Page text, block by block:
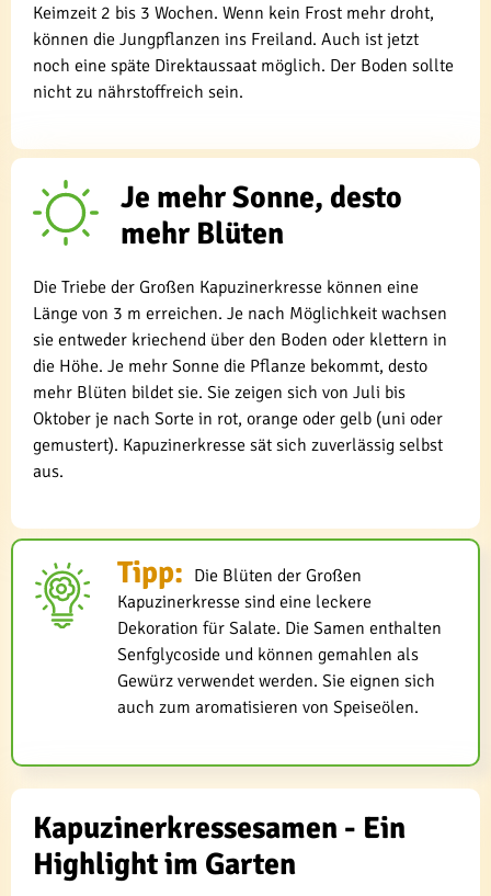
Keimzeit 2 bis 3 Wochen. Wenn kein Frost mehr droht,
können die Jungpflanzen ins Freiland. Auch ist jetzt
noch eine späte Direktaussaat möglich. Der Boden sollte
nicht zu nährstoffreich sein.
Je mehr Sonne, desto
mehr Blüten
Die Triebe der Großen Kapuzinerkresse können eine
Länge von 3 m erreichen. Je nach Möglichkeit wachsen
sie entweder kriechend über den Boden oder klettern in
die Höhe. Je mehr Sonne die Pflanze bekommt, desto
mehr Blüten bildet sie. Sie zeigen sich von Juli bis
Oktober je nach Sorte in rot, orange oder gelb (uni oder
gemustert). Kapuzinerkresse sät sich zuverlässig selbst
aus.
Tipp: Die Blüten der Großen
Kapuzinerkresse sind eine leckere
Dekoration für Salate. Die Samen enthalten
Senfglycoside und können gemahlen als
Gewürz verwendet werden. Sie eignen sich
auch zum aromatisieren von Speiseölen.
Kapuzinerkressesamen - Ein
Highlight im Garten